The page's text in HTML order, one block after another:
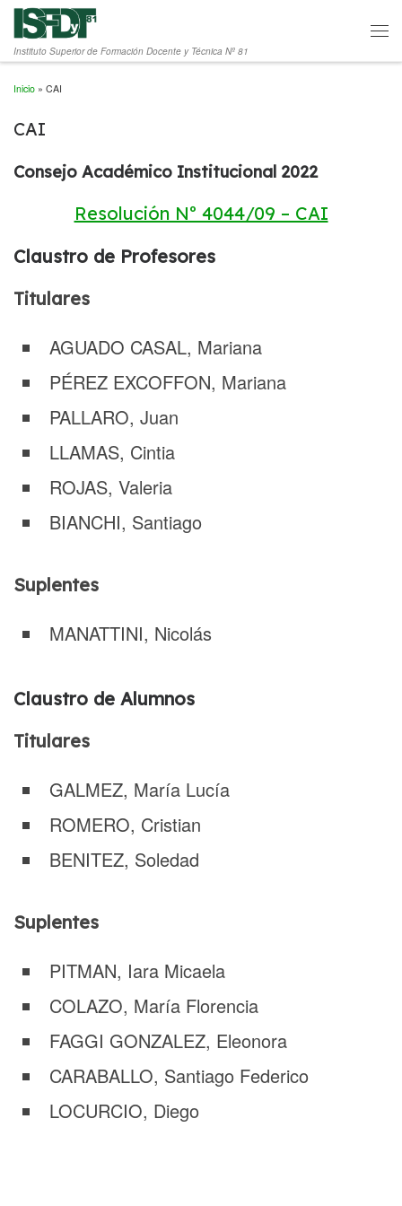
Saltar al contenido
Instituto Superior de Formación Docente y Técnica Nº 81
Inicio » CAI
CAI
Consejo Académico Institucional 2022
Resolución Nº 4044/09 – CAI
Claustro de Profesores
Titulares
AGUADO CASAL, Mariana
PÉREZ EXCOFFON, Mariana
PALLARO, Juan
LLAMAS, Cintia
ROJAS, Valeria
BIANCHI, Santiago
Suplentes
MANATTINI, Nicolás
Claustro de Alumnos
Titulares
GALMEZ, María Lucía
ROMERO, Cristian
BENITEZ, Soledad
Suplentes
PITMAN, Iara Micaela
COLAZO, María Florencia
FAGGI GONZALEZ, Eleonora
CARABALLO, Santiago Federico
LOCURCIO, Diego